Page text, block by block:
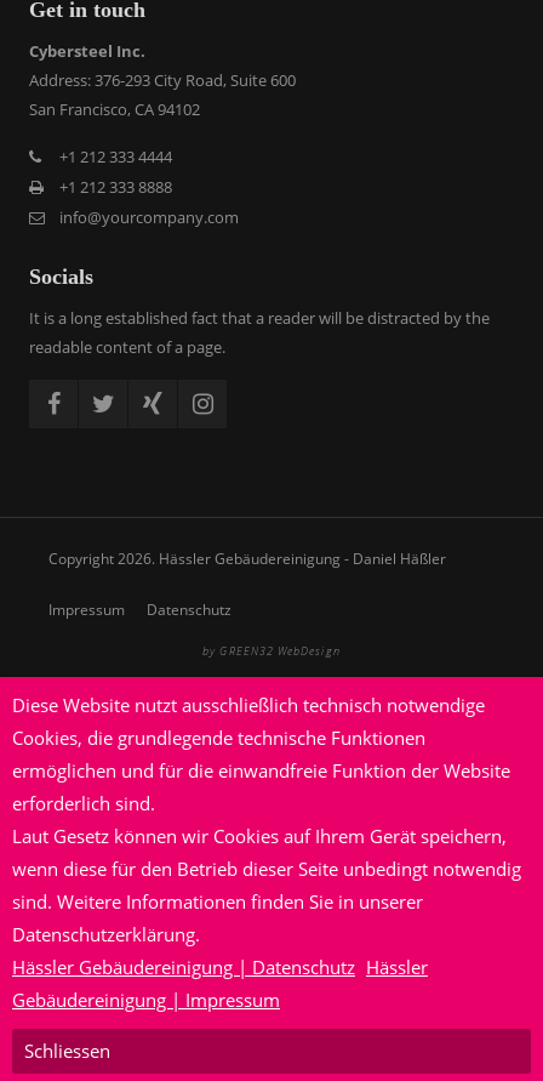
Get in touch
Cybersteel Inc.
Address: 376-293 City Road, Suite 600
San Francisco, CA 94102
+1 212 333 4444
+1 212 333 8888
info@yourcompany.com
Socials
It is a long established fact that a reader will be distracted by the
readable content of a page.
Copyright 2026. Hässler Gebäudereinigung - Daniel Häßler
Impressum Datenschutz
by GREEN32 WebDesign
Diese Website nutzt ausschließlich technisch notwendige
Cookies, die grundlegende technische Funktionen
ermöglichen und für die einwandfreie Funktion der Website
erforderlich sind.
Laut Gesetz können wir Cookies auf Ihrem Gerät speichern,
wenn diese für den Betrieb dieser Seite unbedingt notwendig
sind. Weitere Informationen finden Sie in unserer
Datenschutzerklärung.
Hässler Gebäudereinigung | Datenschutz Hässler
Gebäudereinigung | Impressum
Schliessen